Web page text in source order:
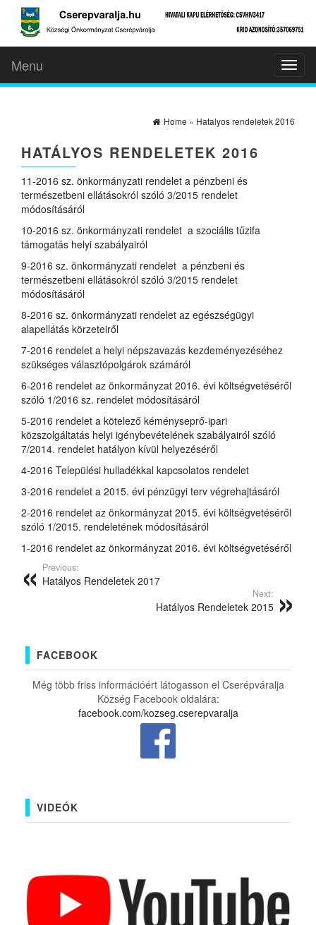
Menu
Home » Hatalyos rendeletek 2016
HATÁLYOS RENDELETEK 2016
11-2016 sz. önkormányzati rendelet a pénzbeni és
természetbeni ellátásokról szóló 3/2015 rendelet
módosításáról
10-2016 sz. önkormányzati rendelet a szociális tűzifa
támogatás helyi szabályairól
9-2016 sz. önkormányzati rendelet a pénzbeni és
természetbeni ellátásokról szóló 3/2015 rendelet
módosításáról
8-2016 sz. önkormányzati rendelet az egészségügyi
alapellátás körzeteiről
7-2016 rendelet a helyi népszavazás kezdeményezéséhez
szükséges választópolgárok számáról
6-2016 rendelet az önkormányzat 2016. évi költségvetéséről
szóló 1/2016 sz. rendelet módosításáról
5-2016 rendelet a kötelező kéményseprő-ipari
közszolgáltatás helyi igénybevételének szabályairól szóló
7/2014. rendelet hatályon kívül helyezéséről
4-2016 Települési hulladékkal kapcsolatos rendelet
3-2016 rendelet a 2015. évi pénzügyi terv végrehajtásáról
2-2016 rendelet az önkormányzat 2015. évi költségvetéséről
szóló 1/2015. rendeletének módosításáról
1-2016 rendelet az önkormányzat 2016. évi költségvetéséről
Previous:
Hatályos Rendeletek 2017
Next:
Hatályos Rendeletek 2015
FACEBOOK
Még több friss információért látogasson el Cserépváralja
Község Facebook oldalára:
facebook.com/kozseg.cserepvaralja
VIDEÓK